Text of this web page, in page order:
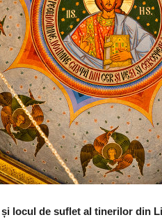
și locul de suflet al tinerilor din